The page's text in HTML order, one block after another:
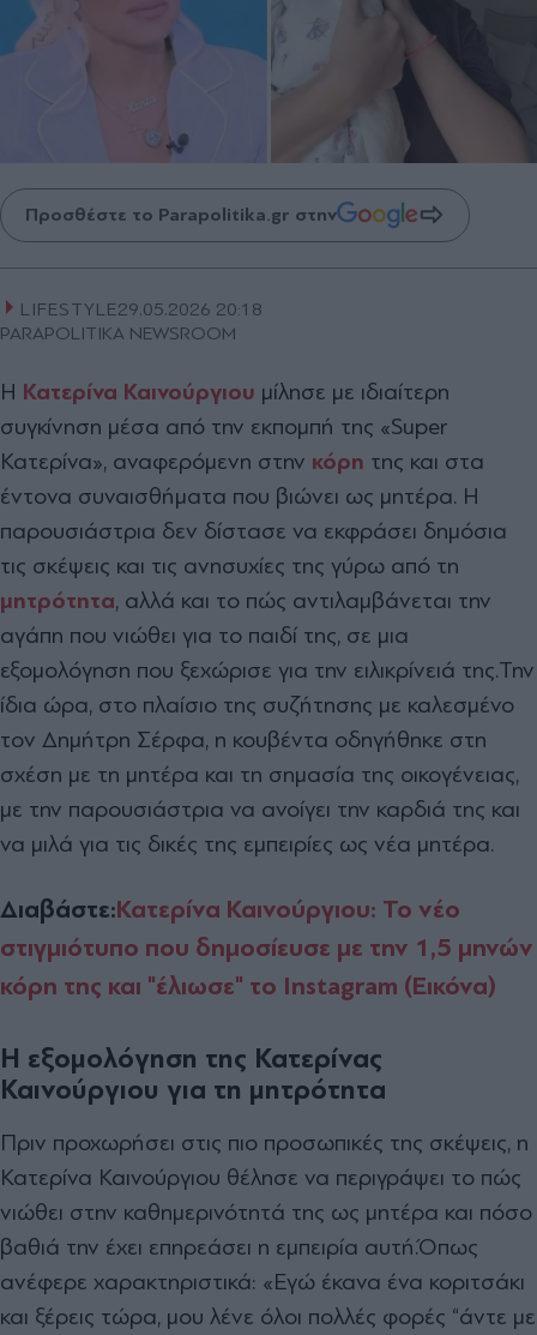
Προσθέστε το Parapolitika.gr στην
LIFESTYLE29.05.2026 20:18
PARAPOLITIKA NEWSROOM
Η Κατερίνα Καινούργιου μίλησε με ιδιαίτερη
συγκίνηση μέσα από την εκπομπή της «Super
Κατερίνα», αναφερόμενη στην κόρη της και στα
έντονα συναισθήματα που βιώνει ως μητέρα. Η
παρουσιάστρια δεν δίστασε να εκφράσει δημόσια
τις σκέψεις και τις ανησυχίες της γύρω από τη
μητρότητα, αλλά και το πώς αντιλαμβάνεται την
αγάπη που νιώθει για το παιδί της, σε μια
εξομολόγηση που ξεχώρισε για την ειλικρίνειά της.Την
ίδια ώρα, στο πλαίσιο της συζήτησης με καλεσμένο
τον Δημήτρη Σέρφα, η κουβέντα οδηγήθηκε στη
σχέση με τη μητέρα και τη σημασία της οικογένειας,
με την παρουσιάστρια να ανοίγει την καρδιά της και
να μιλά για τις δικές της εμπειρίες ως νέα μητέρα.
Διαβάστε:Κατερίνα Καινούργιου: Το νέο
στιγμιότυπο που δημοσίευσε με την 1,5 μηνών
κόρη της και "έλιωσε" το Instagram (Εικόνα)
Η εξομολόγηση της Κατερίνας
Καινούργιου για τη μητρότητα
Πριν προχωρήσει στις πιο προσωπικές της σκέψεις, η
Κατερίνα Καινούργιου θέλησε να περιγράψει το πώς
νιώθει στην καθημερινότητά της ως μητέρα και πόσο
βαθιά την έχει επηρεάσει η εμπειρία αυτή.Όπως
ανέφερε χαρακτηριστικά: «Εγώ έκανα ένα κοριτσάκι
και ξέρεις τώρα, μου λένε όλοι πολλές φορές “άντε με